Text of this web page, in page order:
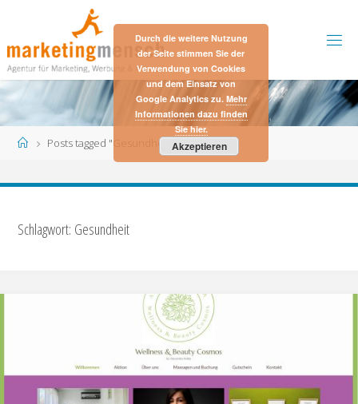
content
HomePosts tagged "Gesundheit"
Schlagwort: Gesundheit
Durch die weitere Nutzung
der Seite stimmen Sie der
Verwendung von Cookies
und dem Einsatz von
Google Analytics zu. Mehr
Informationen dazu finden
Sie hier.
Akzeptieren